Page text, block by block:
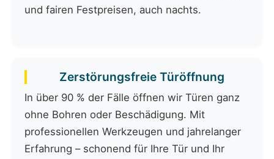
und fairen Festpreisen, auch nachts.
Zerstörungsfreie Türöffnung
In über 90 % der Fälle öffnen wir Türen ganz
ohne Bohren oder Beschädigung. Mit
professionellen Werkzeugen und jahrelanger
Erfahrung – schonend für Ihre Tür und Ihr